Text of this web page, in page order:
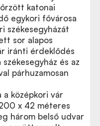
katonai
egykori fővárosa
székesegyházát
sor alapos
iránti érdeklődés
és az
párhuzamosan
középkori vár
x 42 méteres
három belső udvar